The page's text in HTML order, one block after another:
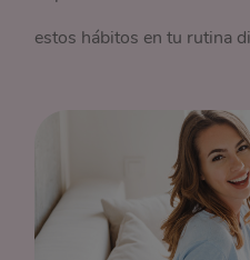
estos hábitos en tu rutina